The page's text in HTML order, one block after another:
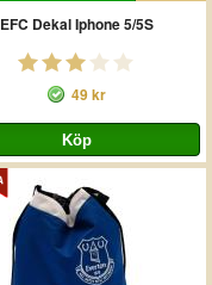
EFC Dekal Iphone 5/5S
49 kr